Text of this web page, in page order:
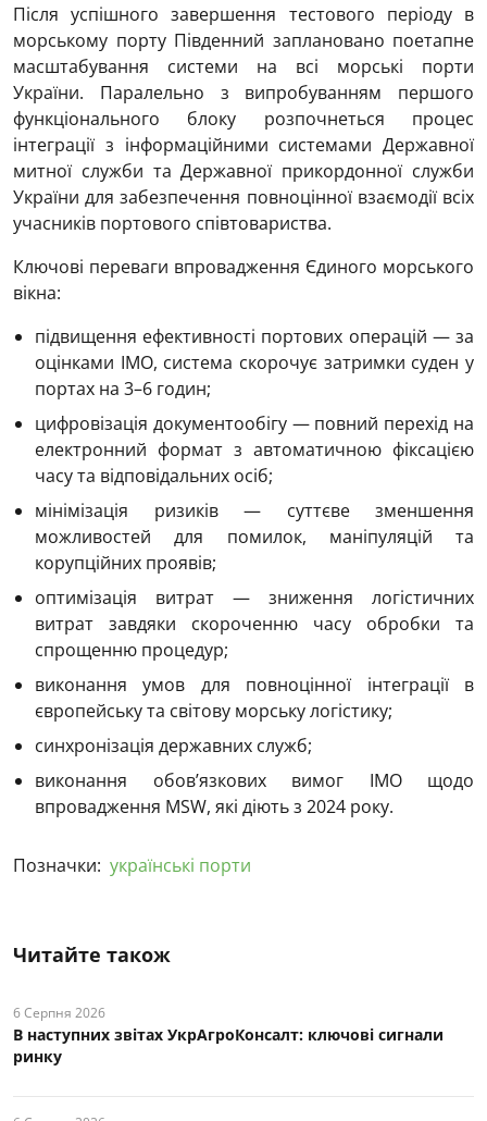
Після успішного завершення тестового періоду в
морському порту Південний заплановано поетапне
масштабування системи на всі морські порти
України. Паралельно з випробуванням першого
функціонального блоку розпочнеться процес
інтеграції з інформаційними системами Державної
митної служби та Державної прикордонної служби
України для забезпечення повноцінної взаємодії всіх
учасників портового співтовариства.
Ключові переваги впровадження Єдиного морського
вікна:
підвищення ефективності портових операцій — за
оцінками IMO, система скорочує затримки суден у
портах на 3–6 годин;
цифровізація документообігу — повний перехід на
електронний формат з автоматичною фіксацією
часу та відповідальних осіб;
мінімізація ризиків — суттєве зменшення
можливостей для помилок, маніпуляцій та
корупційних проявів;
оптимізація витрат — зниження логістичних
витрат завдяки скороченню часу обробки та
спрощенню процедур;
виконання умов для повноцінної інтеграції в
європейську та світову морську логістику;
синхронізація державних служб;
виконання обов’язкових вимог IMO щодо
впровадження MSW, які діють з 2024 року.
Позначки: українські порти
Читайте також
6 Серпня 2026
В наступних звітах УкрАгроКонсалт: ключові cигнали
ринку